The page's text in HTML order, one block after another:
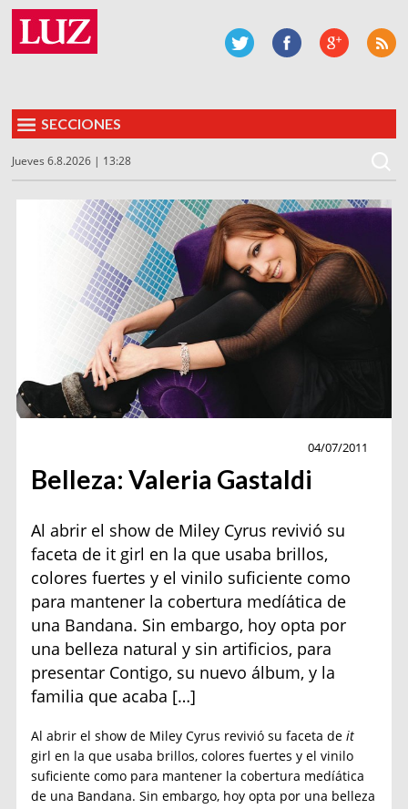
SECCIONES
Jueves 6.8.2026 | 13:28
04/07/2011
Belleza: Valeria Gastaldi
Al abrir el show de Miley Cyrus revivió su
faceta de it girl en la que usaba brillos,
colores fuertes y el vinilo suficiente como
para mantener la cobertura medíática de
una Bandana. Sin embargo, hoy opta por
una belleza natural y sin artificios, para
presentar Contigo, su nuevo álbum, y la
familia que acaba […]
Al abrir el show de Miley Cyrus revivió su faceta de it
girl en la que usaba brillos, colores fuertes y el vinilo
suficiente como para mantener la cobertura medíática
de una Bandana. Sin embargo, hoy opta por una belleza